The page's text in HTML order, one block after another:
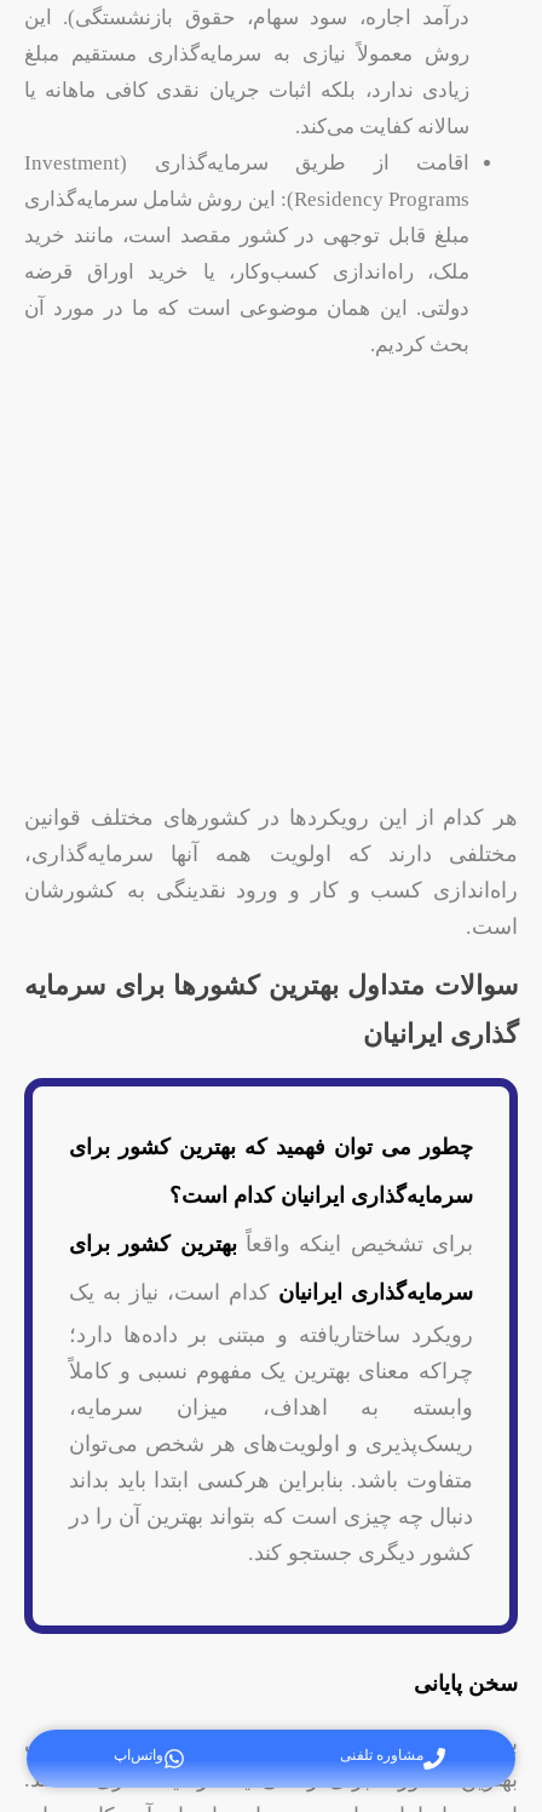
درآمد اجاره، سود سهام، حقوق بازنشستگی). این
روش معمولاً نیازی به سرمایه‌گذاری مستقیم مبلغ
زیادی ندارد، بلکه اثبات جریان نقدی کافی ماهانه یا
سالانه کفایت می‌کند.
اقامت از طریق سرمایه‌گذاری (Investment
Residency Programs): این روش شامل سرمایه‌گذاری
مبلغ قابل توجهی در کشور مقصد است، مانند خرید
ملک، راه‌اندازی کسب‌وکار، یا خرید اوراق قرضه
دولتی. این همان موضوعی است که ما در مورد آن
بحث کردیم.
هر کدام از این رویکردها در کشورهای مختلف قوانین
مختلفی دارند که اولویت همه آنها سرمایه‌گذاری،
راه‌اندازی کسب و کار و ورود نقدینگی به کشورشان
است.
سوالات متداول بهترین کشورها برای سرمایه
گذاری ایرانیان
چطور می‌ توان فهمید که بهترین کشور برای
سرمایه‌گذاری ایرانیان کدام است؟
برای تشخیص اینکه واقعاًبهترین کشور برای
سرمایه‌گذاری ایرانیان کدام است، نیاز به یک
رویکرد ساختاریافته و مبتنی بر داده‌ها دارد؛
چراکه معنای بهترین یک مفهوم نسبی و کاملاً
وابسته به اهداف، میزان سرمایه،
ریسک‌پذیری و اولویت‌های هر شخص می‌توان
متفاوت باشد. بنابراین هرکسی ابتدا باید بداند
دنبال چه چیزی است که بتواند بهترین آن را در
کشور دیگری جستجو کند.
سخن پایانی
برخی از ایرانیان برای تضمین آینده خود و خانواده جویای
بهترین کشورها برای زندگی یا سرمایه گذاری هستند.
مشاوره تلفنی واتس‌اپ